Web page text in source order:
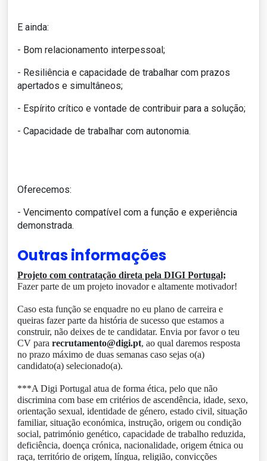
E ainda:
- Bom relacionamento interpessoal;
- Resiliência e capacidade de trabalhar com prazos
apertados e simultâneos;
- Espírito crítico e vontade de contribuir para a solução;
- Capacidade de trabalhar com autonomia.
Oferecemos:
- Vencimento compatível com a função e experiência
demonstrada.
Outras informações
Projeto com contratação direta pela DIGI Portugal;
Fazer parte de um projeto inovador e altamente motivador!
Caso esta função se enquadre no eu plano de carreira e
queiras fazer parte da história de sucesso que estamos a
construir, não deixes de te candidatar. Envia por favor o teu
CV para recrutamento@digi.pt, ao qual daremos resposta
no prazo máximo de duas semanas caso sejas o(a)
candidato(a) selecionado(a).
***A Digi Portugal atua de forma ética, pelo que não
discrimina com base em critérios de ascendência, idade, sexo,
orientação sexual, identidade de género, estado civil, situação
familiar, situação económica, instrução, origem ou condição
social, património genético, capacidade de trabalho reduzida,
deficiência, doença crónica, nacionalidade, origem étnica ou
raça, território de origem, língua, religião, convicções